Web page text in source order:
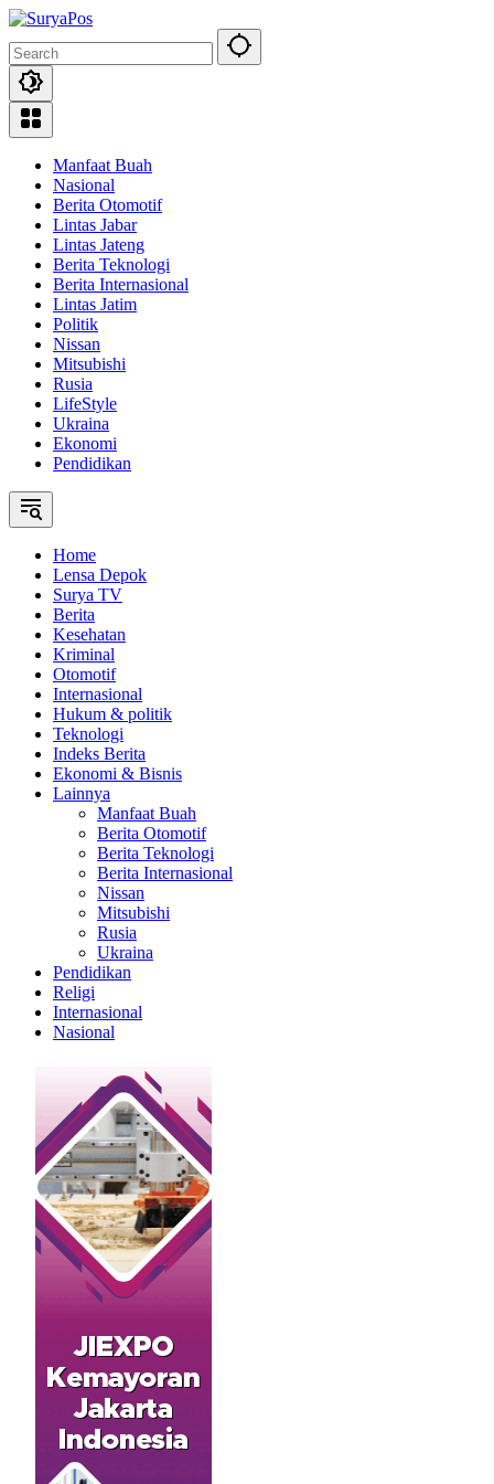
Skip
content
Manfaat Buah
Nasional
Berita Otomotif
Lintas Jabar
Lintas Jateng
Berita Teknologi
Berita Internasional
Lintas Jatim
Politik
Nissan
Mitsubishi
Rusia
LifeStyle
Ukraina
Ekonomi
Pendidikan
Home
Lensa Depok
Surya TV
Berita
Kesehatan
Kriminal
Otomotif
Internasional
Hukum & politik
Teknologi
Indeks Berita
Ekonomi & Bisnis
Lainnya
Manfaat Buah
Berita Otomotif
Berita Teknologi
Berita Internasional
Nissan
Mitsubishi
Rusia
Ukraina
Pendidikan
Religi
Internasional
Nasional